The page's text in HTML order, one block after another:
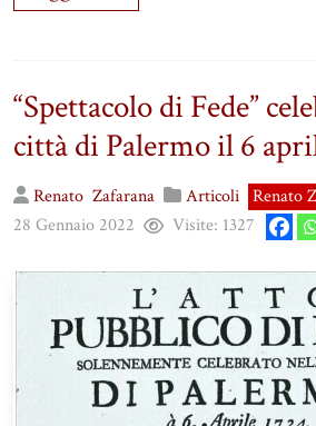
“Spettacolo di Fede”
città di Palermo il 6
Renato Zafarana Articoli Renato
28 Gennaio 2022
Visite: 1327